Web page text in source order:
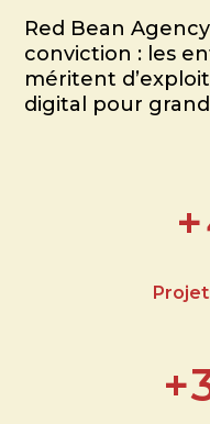
Red Bean
conviction : les
méritent
digital pour